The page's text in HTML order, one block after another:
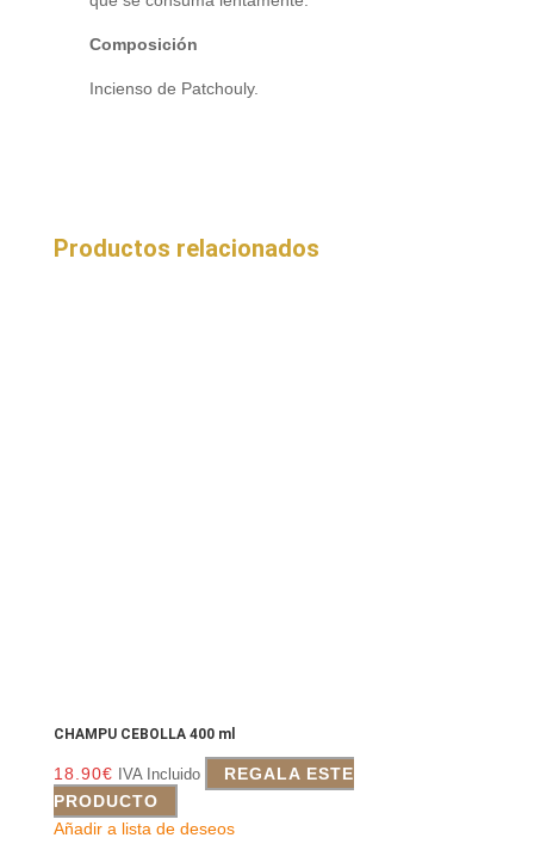
Composición
Incienso de Patchouly.
Productos relacionados
CHAMPU CEBOLLA 400 ml
18.90€ IVA Incluido
REGALA ESTE
PRODUCTO
Añadir a lista de deseos